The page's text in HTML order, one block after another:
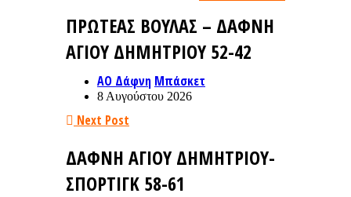
ΠΡΩΤΕΑΣ ΒΟΥΛΑΣ – ΔΑΦΝΗ
ΑΓΙΟΥ ΔΗΜΗΤΡΙΟΥ 52-42
ΑΟ Δάφνη Μπάσκετ
8 Αυγούστου 2026
Next Post
ΔΑΦΝΗ ΑΓΙΟΥ ΔΗΜΗΤΡΙΟΥ-
ΣΠΟΡΤΙΓΚ 58-61